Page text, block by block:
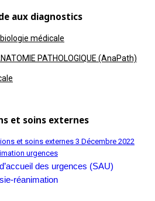
aux diagnostics
médicale
PATHOLOGIQUE (AnaPath)
et soins externes
et soins externes3 Décembre 2022
urgences
des urgences (SAU)
réanimation